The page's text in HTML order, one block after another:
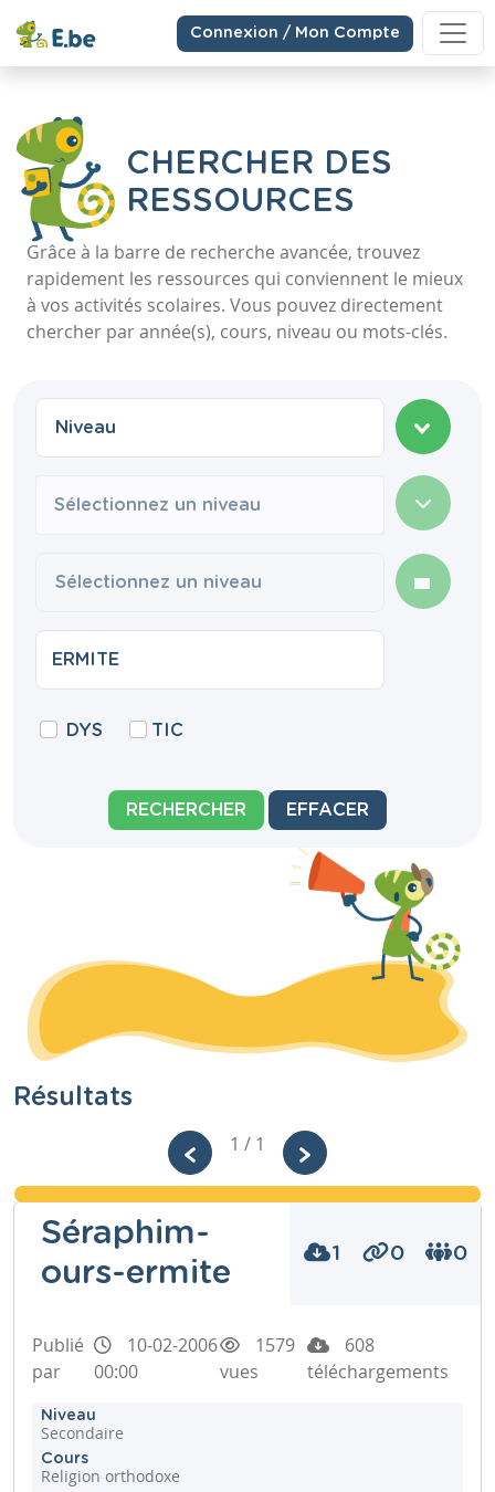
Connexion / Mon Compte
CHERCHER DES
RESSOURCES
Grâce à la barre de recherche avancée, trouvez
rapidement les ressources qui conviennent le mieux
à vos activités scolaires. Vous pouvez directement
chercher par année(s), cours, niveau ou mots-clés.
Sélectionnez un niveau
DYS TIC
RECHERCHER EFFACER
Résultats
1 / 1
Séraphim-
ours-ermite
1 0 0
Publié
par
10-02-2006
00:00
1579
vues
608
téléchargements
Niveau
Secondaire
Cours
Religion orthodoxe